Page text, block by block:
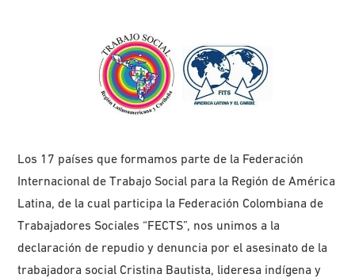
Los 17 países que formamos parte de la Federación
Internacional de Trabajo Social para la Región de América
Latina, de la cual participa la Federación Colombiana de
Trabajadores Sociales “FECTS”, nos unimos a la
declaración de repudio y denuncia por el asesinato de la
trabajadora social Cristina Bautista, lideresa indígena y